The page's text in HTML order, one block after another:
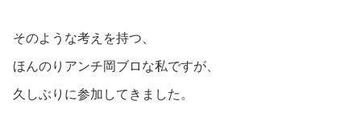
そのような考えを持つ、
ほんのりアンチ岡ブロな私ですが、
久しぶりに参加してきました。